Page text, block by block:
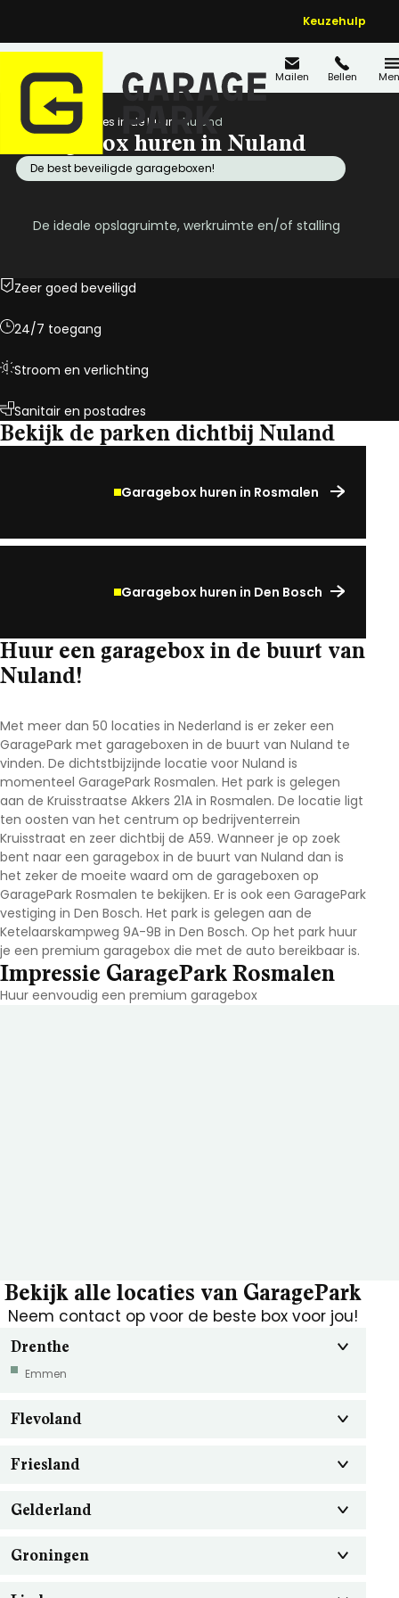
Keuzehulp
Mailen Bellen
Home Locaties in de buurt Nuland
Garagebox huren in Nuland
De best beveiligde garageboxen!
De ideale opslagruimte, werkruimte en/of stalling
Zeer goed beveiligd
24/7 toegang
Stroom en verlichting
Sanitair en postadres
Bekijk de parken dichtbij Nuland
Garagebox huren in Rosmalen
Garagebox huren in Den Bosch
Huur een garagebox in de buurt van
Nuland!
Met meer dan 50 locaties in Nederland is er zeker een
GaragePark met garageboxen in de buurt van Nuland te
vinden. De dichtstbijzijnde locatie voor Nuland is
momenteel GaragePark Rosmalen. Het park is gelegen
aan de Kruisstraatse Akkers 21A in Rosmalen. De locatie ligt
ten oosten van het centrum op bedrijventerrein
Kruisstraat en zeer dichtbij de A59. Wanneer je op zoek
bent naar een garagebox in de buurt van Nuland dan is
het zeker de moeite waard om de garageboxen op
GaragePark Rosmalen te bekijken. Er is ook een GaragePark
vestiging in Den Bosch. Het park is gelegen aan de
Ketelaarskampweg 9A-9B in Den Bosch. Op het park huur
je een premium garagebox die met de auto bereikbaar is.
Impressie GaragePark Rosmalen
Huur eenvoudig een premium garagebox
Bekijk alle locaties van GaragePark
Neem contact op voor de beste box voor jou!
Drenthe
Emmen
Flevoland
Friesland
Gelderland
Groningen